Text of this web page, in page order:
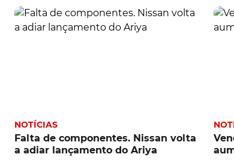
NOTÍCIAS
Falta de componentes. Nissan volta
a adiar lançamento do Ariya